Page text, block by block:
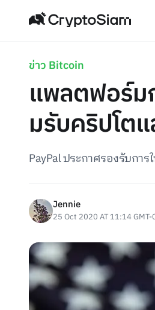
ข่าว Bitcoin
แพลตฟอร์ม
มรับคริปโต
PayPal ประกาศรองรับการ
Jennie
25 Oct 2020 AT 11:14 GMT-